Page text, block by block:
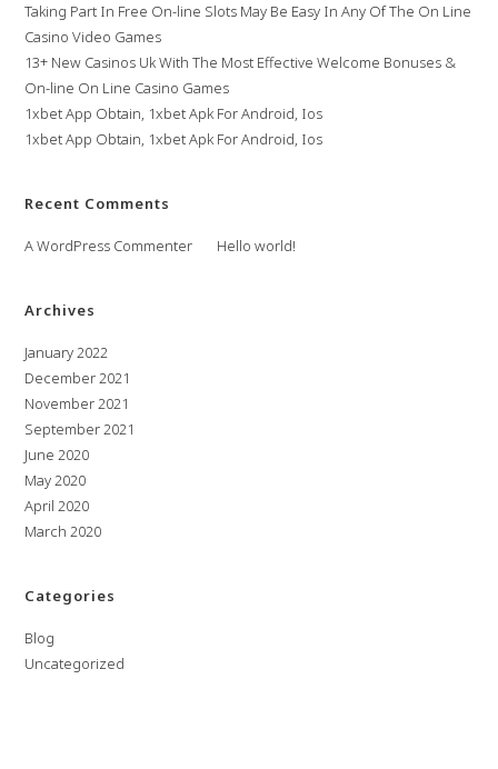
Taking Part In Free On-line Slots May Be Easy In Any Of The On Line
Casino Video Games
13+ New Casinos Uk With The Most Effective Welcome Bonuses &
On-line On Line Casino Games
1xbet App Obtain, 1xbet Apk For Android, Ios
1xbet App Obtain, 1xbet Apk For Android, Ios
Recent Comments
A WordPress Commenter Hello world!
Archives
January 2022
December 2021
November 2021
September 2021
June 2020
May 2020
April 2020
March 2020
Categories
Blog
Uncategorized